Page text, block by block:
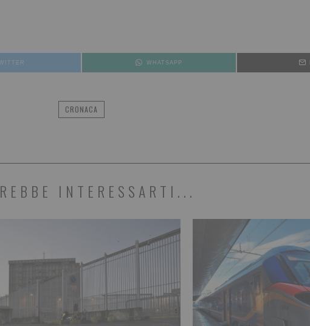
WHATSAPP
CRONACA
INTERESSARTI...